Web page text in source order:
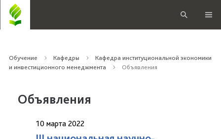
Обучение Кафедры
Кафедра институциональной экономики
и инвестиционного менеджмента
Объявления
Объявления
10 марта 2022